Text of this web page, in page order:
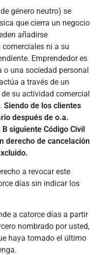
género neutro) se
que cierra un negocio
añadirse
ni a su
Emprendedor es
una sociedad personal
a través de un
su actividad comercial
Siendo de los clientes
después de o.a.
siguiente Código Civil
derecho de cancelación
a revocar este
días sin indicar los
a catorce días a partir
nombrado por usted,
haya tomado el último